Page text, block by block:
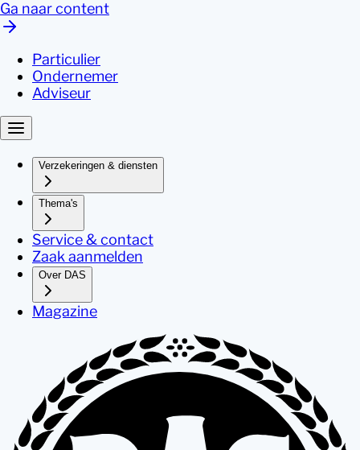
Ga naar content
Particulier
Ondernemer
Adviseur
Verzekeringen & diensten
Thema's
Service & contact
Zaak aanmelden
Over DAS
Magazine